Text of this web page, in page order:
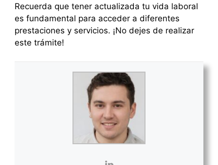
Recuerda que tener actualizada tu vida laboral
es fundamental para acceder a diferentes
prestaciones y servicios. ¡No dejes de realizar
este trámite!